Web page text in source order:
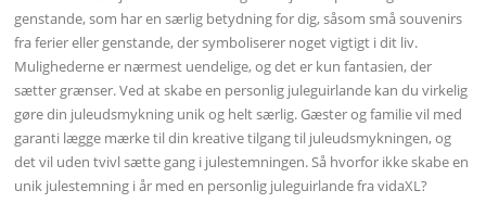
genstande, som har en særlig betydning for dig, såsom små souvenirs
fra ferier eller genstande, der symboliserer noget vigtigt i dit liv.
Mulighederne er nærmest uendelige, og det er kun fantasien, der
sætter grænser. Ved at skabe en personlig juleguirlande kan du virkelig
gøre din juleudsmykning unik og helt særlig. Gæster og familie vil med
garanti lægge mærke til din kreative tilgang til juleudsmykningen, og
det vil uden tvivl sætte gang i julestemningen. Så hvorfor ikke skabe en
unik julestemning i år med en personlig juleguirlande fra vidaXL?